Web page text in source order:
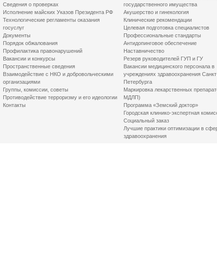
Сведения о проверках
Исполнение майских Указов Президента РФ
Технологические регламенты оказания
госуслуг
Документы
Порядок обжалования
Профилактика правонарушений
Вакансии и конкурсы
Пространственные сведения
Взаимодействие с НКО и добровольческими
организациями
Группы, комиссии, советы
Противодействие терроризму и его идеологии
Контакты
государственного имущества
Акушерство и гинекология
Клинические рекомендации
Целевая подготовка специалистов
Профессиональные стандарты
Антидопинговое обеспечение
Наставничество
Резерв руководителей ГУП и ГУ
Вакансии медицинского персонала в
учреждениях здравоохранения
Петербурга
Маркировка лекарственных
МДЛП)
Программа «Земский доктор»
Городская клинико-экспертная
Социальный заказ
Лучшие практики оптимизации в
здравоохранения